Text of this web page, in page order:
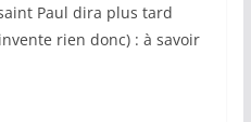
Paul dira plus tard
rien donc) : à savoir